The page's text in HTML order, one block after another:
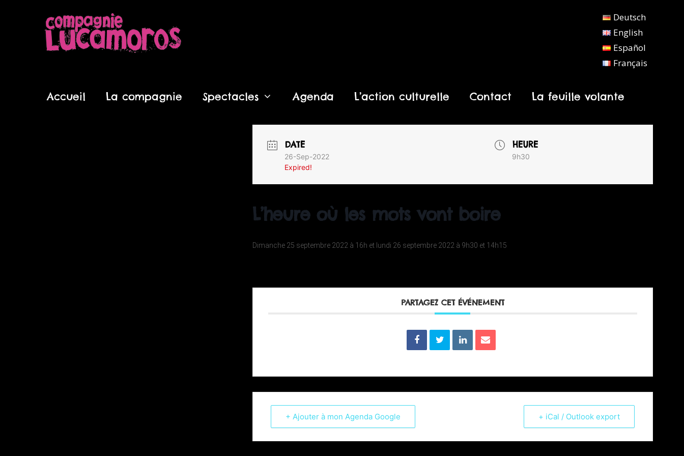
Deutsch
English
Español
Français
Accueil La compagnie Spectacles Agenda L’action culturelle Contact La feuille volante
DATE
26-Sep-2022
Expired!
HEURE
9h30
L’heure où les mots vont boire
Dimanche 25 septembre 2022 à 16h et lundi 26 septembre 2022 à 9h30 et 14h15
PARTAGEZ CET ÉVÉNEMENT
+ Ajouter à mon Agenda Google + iCal / Outlook export